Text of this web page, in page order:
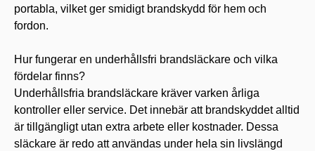
portabla, vilket ger smidigt brandskydd för hem och
fordon.
Hur fungerar en underhållsfri brandsläckare och vilka
fördelar finns?
Underhållsfria brandsläckare kräver varken årliga
kontroller eller service. Det innebär att brandskyddet alltid
är tillgängligt utan extra arbete eller kostnader. Dessa
släckare är redo att användas under hela sin livslängd